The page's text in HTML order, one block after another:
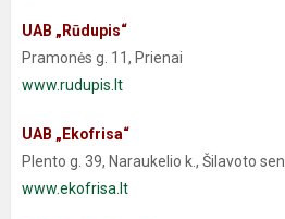
UAB „Rūdupis“
Pramonės g. 11, Prienai
www.rudupis.lt
UAB „Ekofrisa“
Plento g. 39, Naraukelio k., Šilavoto sen.
www.ekofrisa.lt